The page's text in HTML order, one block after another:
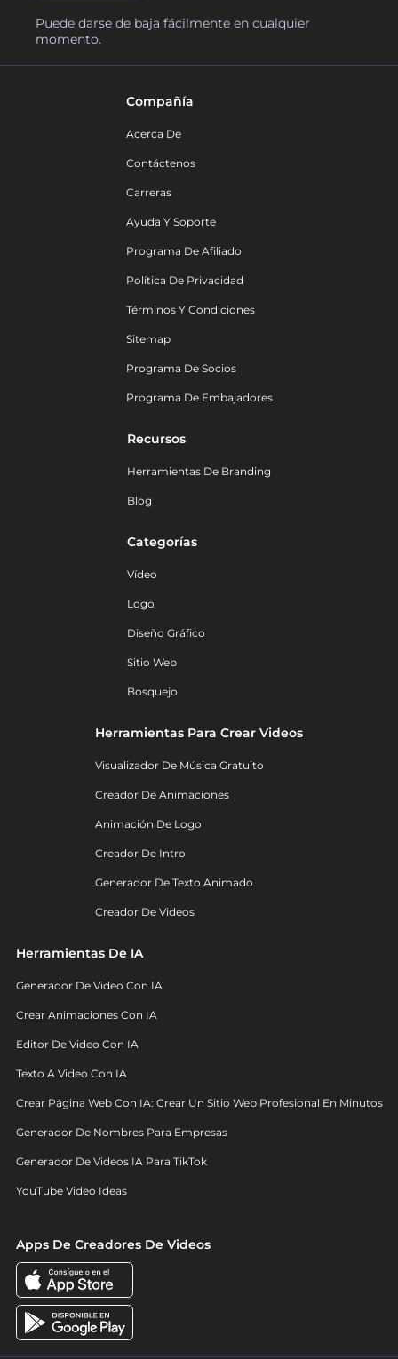
Puede darse de baja fácilmente en cualquier
momento.
Compañía
Acerca De
Contáctenos
Carreras
Ayuda Y Soporte
Programa De Afiliado
Política De Privacidad
Términos Y Condiciones
Sitemap
Programa De Socios
Programa De Embajadores
Recursos
Herramientas De Branding
Blog
Categorías
Vídeo
Logo
Diseño Gráfico
Sitio Web
Bosquejo
Herramientas Para Crear Videos
Visualizador De Música Gratuito
Creador De Animaciones
Animación De Logo
Creador De Intro
Generador De Texto Animado
Creador De Videos
Herramientas De IA
Generador De Video Con IA
Crear Animaciones Con IA
Editor De Video Con IA
Texto A Video Con IA
Crear Página Web Con IA: Crear Un Sitio Web Profesional En Minutos
Generador De Nombres Para Empresas
Generador De Videos IA Para TikTok
YouTube Video Ideas
Apps De Creadores De Videos